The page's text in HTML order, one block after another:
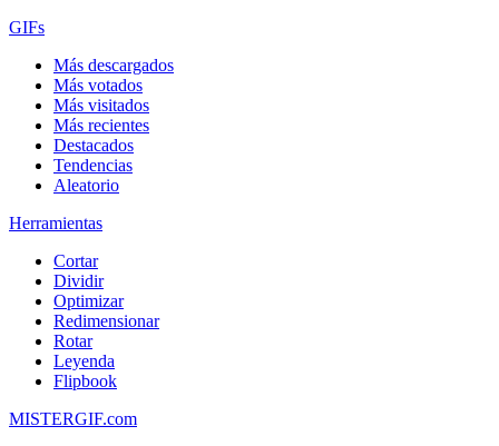
GIFs
Más descargados
Más votados
Más visitados
Más recientes
Destacados
Tendencias
Aleatorio
Herramientas
Cortar
Dividir
Optimizar
Redimensionar
Rotar
Leyenda
Flipbook
MISTERGIF.com